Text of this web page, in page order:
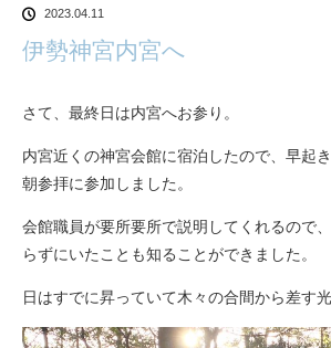
2023.04.11
伊勢神宮内宮へ
さて、最終日は内宮へお参り。
内宮近くの神宮会館に宿泊したので、早起
朝参拝に参加しました。
会館職員が要所要所で説明してくれるので
らずにいたことも知ることができました。
日はすでに昇っていて木々の合間から差す